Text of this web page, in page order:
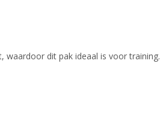
waardoor dit pak ideaal is voor training.